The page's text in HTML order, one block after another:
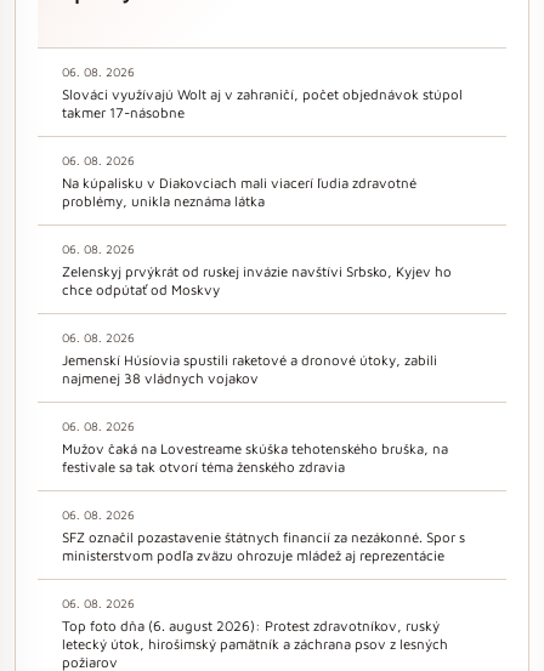
06. 08. 2026
Slováci využívajú Wolt aj v zahraničí, počet objednávok stúpol
takmer 17-násobne
06. 08. 2026
Na kúpalisku v Diakovciach mali viacerí ľudia zdravotné
problémy, unikla neznáma látka
06. 08. 2026
Zelenskyj prvýkrát od ruskej invázie navštívi Srbsko, Kyjev ho
chce odpútať od Moskvy
06. 08. 2026
Jemenskí Húsíovia spustili raketové a dronové útoky, zabili
najmenej 38 vládnych vojakov
06. 08. 2026
Mužov čaká na Lovestreame skúška tehotenského bruška, na
festivale sa tak otvorí téma ženského zdravia
06. 08. 2026
SFZ označil pozastavenie štátnych financií za nezákonné. Spor s
ministerstvom podľa zväzu ohrozuje mládež aj reprezentácie
06. 08. 2026
Top foto dňa (6. august 2026): Protest zdravotníkov, ruský
letecký útok, hirošimský pamätník a záchrana psov z lesných
požiarov